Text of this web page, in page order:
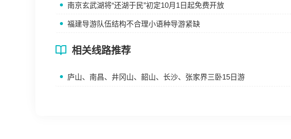
南京玄武湖将“还湖于民”初定10月1日起免费开放
福建导游队伍结构不合理小语种导游紧缺
相关线路推荐
庐山、南昌、井冈山、韶山、长沙、张家界三卧15日游